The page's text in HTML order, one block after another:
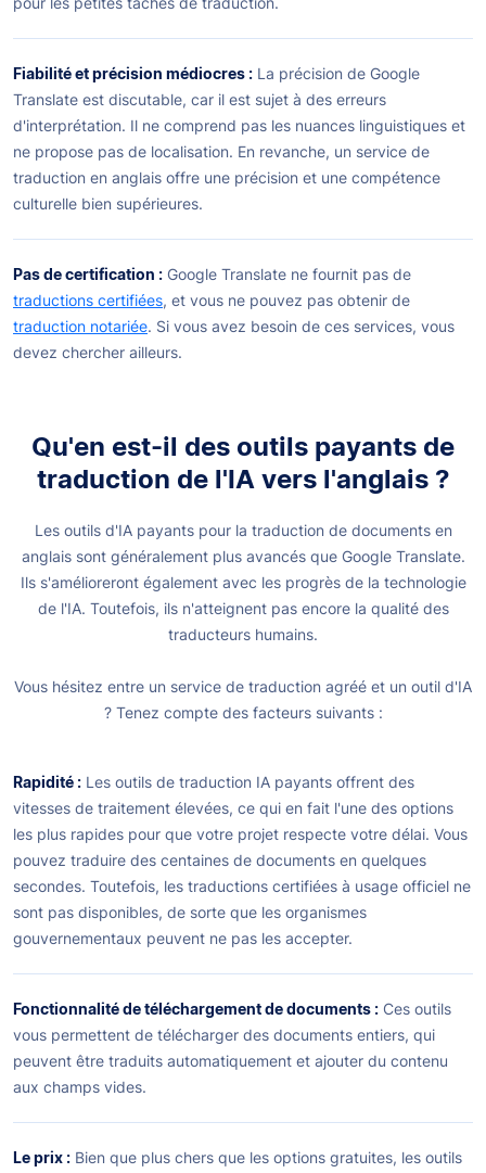
Fiabilité et précision médiocres : La précision de Google
Translate est discutable, car il est sujet à des erreurs
d'interprétation. Il ne comprend pas les nuances linguistiques et
ne propose pas de localisation. En revanche, un service de
traduction en anglais offre une précision et une compétence
culturelle bien supérieures.
Pas de certification : Google Translate ne fournit pas de
traductions certifiées, et vous ne pouvez pas obtenir de
traduction notariée. Si vous avez besoin de ces services, vous
devez chercher ailleurs.
Qu'en est-il des outils payants de
traduction de l'IA vers l'anglais ?
Les outils d'IA payants pour la traduction de documents en
anglais sont généralement plus avancés que Google Translate.
Ils s'amélioreront également avec les progrès de la technologie
de l'IA. Toutefois, ils n'atteignent pas encore la qualité des
traducteurs humains.
Vous hésitez entre un service de traduction agréé et un outil d'IA
? Tenez compte des facteurs suivants :
Rapidité : Les outils de traduction IA payants offrent des
vitesses de traitement élevées, ce qui en fait l'une des options
les plus rapides pour que votre projet respecte votre délai. Vous
pouvez traduire des centaines de documents en quelques
secondes. Toutefois, les traductions certifiées à usage officiel ne
sont pas disponibles, de sorte que les organismes
gouvernementaux peuvent ne pas les accepter.
Fonctionnalité de téléchargement de documents : Ces outils
vous permettent de télécharger des documents entiers, qui
peuvent être traduits automatiquement et ajouter du contenu
aux champs vides.
Le prix : Bien que plus chers que les options gratuites, les outils